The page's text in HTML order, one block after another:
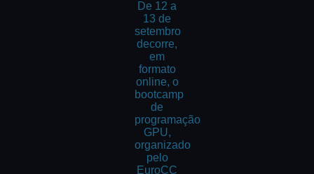
De 12 a
13 de
setembro
decorre,
em
formato
online, o
bootcamp
de
programação
GPU,
organizado
pelo
EuroCC